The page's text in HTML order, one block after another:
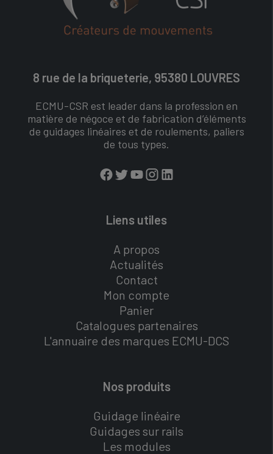
8 rue de la briqueterie, 95380 LOUVRES
ECMU-CSR est leader dans la profession en
matière de négoce et de fabrication d’éléments
de guidages linéaires et de roulements, paliers
de tous types.
Liens utiles
A propos
Actualités
Contact
Mon compte
Panier
Catalogues partenaires
L'annuaire des marques ECMU-DCS
Nos produits
Guidage linéaire
Guidages sur rails
Les modules